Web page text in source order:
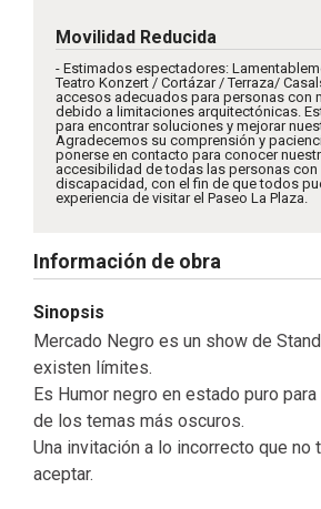
Movilidad Reducida
- Estimados espectadores:
Teatro Konzert / Cortázar / Terraza/
accesos adecuados para personas con
debido a limitaciones arquitectónicas.
para encontrar soluciones y mejorar
Agradecemos su comprensión y
ponerse en contacto para conocer
accesibilidad de todas las personas con
discapacidad, con el fin de que todos
experiencia de visitar el Paseo La Plaza.
Información de obra
Sinopsis
Mercado Negro es un show de
existen límites.
Es Humor negro en estado puro
de los temas más oscuros.
Una invitación a lo incorrecto que no
aceptar.